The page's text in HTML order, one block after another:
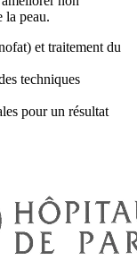
la peau.
et traitement du
techniques
pour un résultat